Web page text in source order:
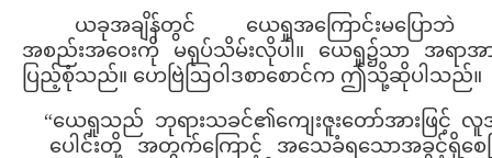
ယခုအချိန်တွင် ယေရှုအကြောင်းမပြေ
အစည်းအဝေးကို မရုပ်သိမ်းလိုပါ။ ယေရှု၌သာ အရာအာ
ပြည့်စုံသည်။ ဟေဗြဲဩဝါဒစာစောင်က ဤသို့ဆိုပါသည်။
“ယေရှုသည် ဘုရားသခင်၏ကျေးဇူးတော်အားဖြင့်
ပေါင်းတို့ အတွက်ကြောင့် အသေခံရသောအခွင့်ရှိစေ